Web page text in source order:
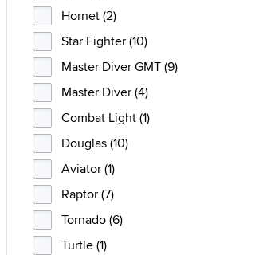
Hornet (2)
Star Fighter (10)
Master Diver GMT (9)
Master Diver (4)
Combat Light (1)
Douglas (10)
Aviator (1)
Raptor (7)
Tornado (6)
Turtle (1)